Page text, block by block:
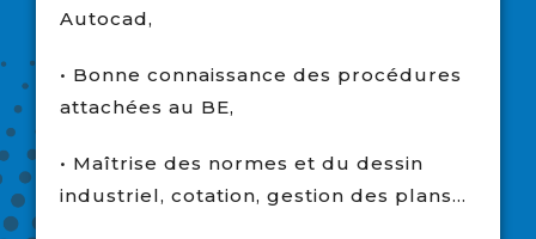
Autocad,
• Bonne connaissance des procédures
attachées au BE,
• Maîtrise des normes et du dessin
industriel, cotation, gestion des plans…